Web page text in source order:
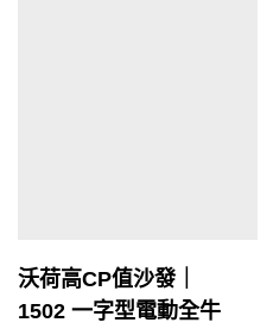
沃荷高CP值沙發｜
1502 一字型電動全牛